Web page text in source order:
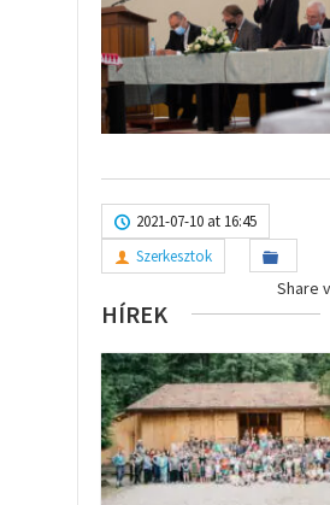
2021-07-10 at 16:45
Szerkesztok
Share
HÍREK